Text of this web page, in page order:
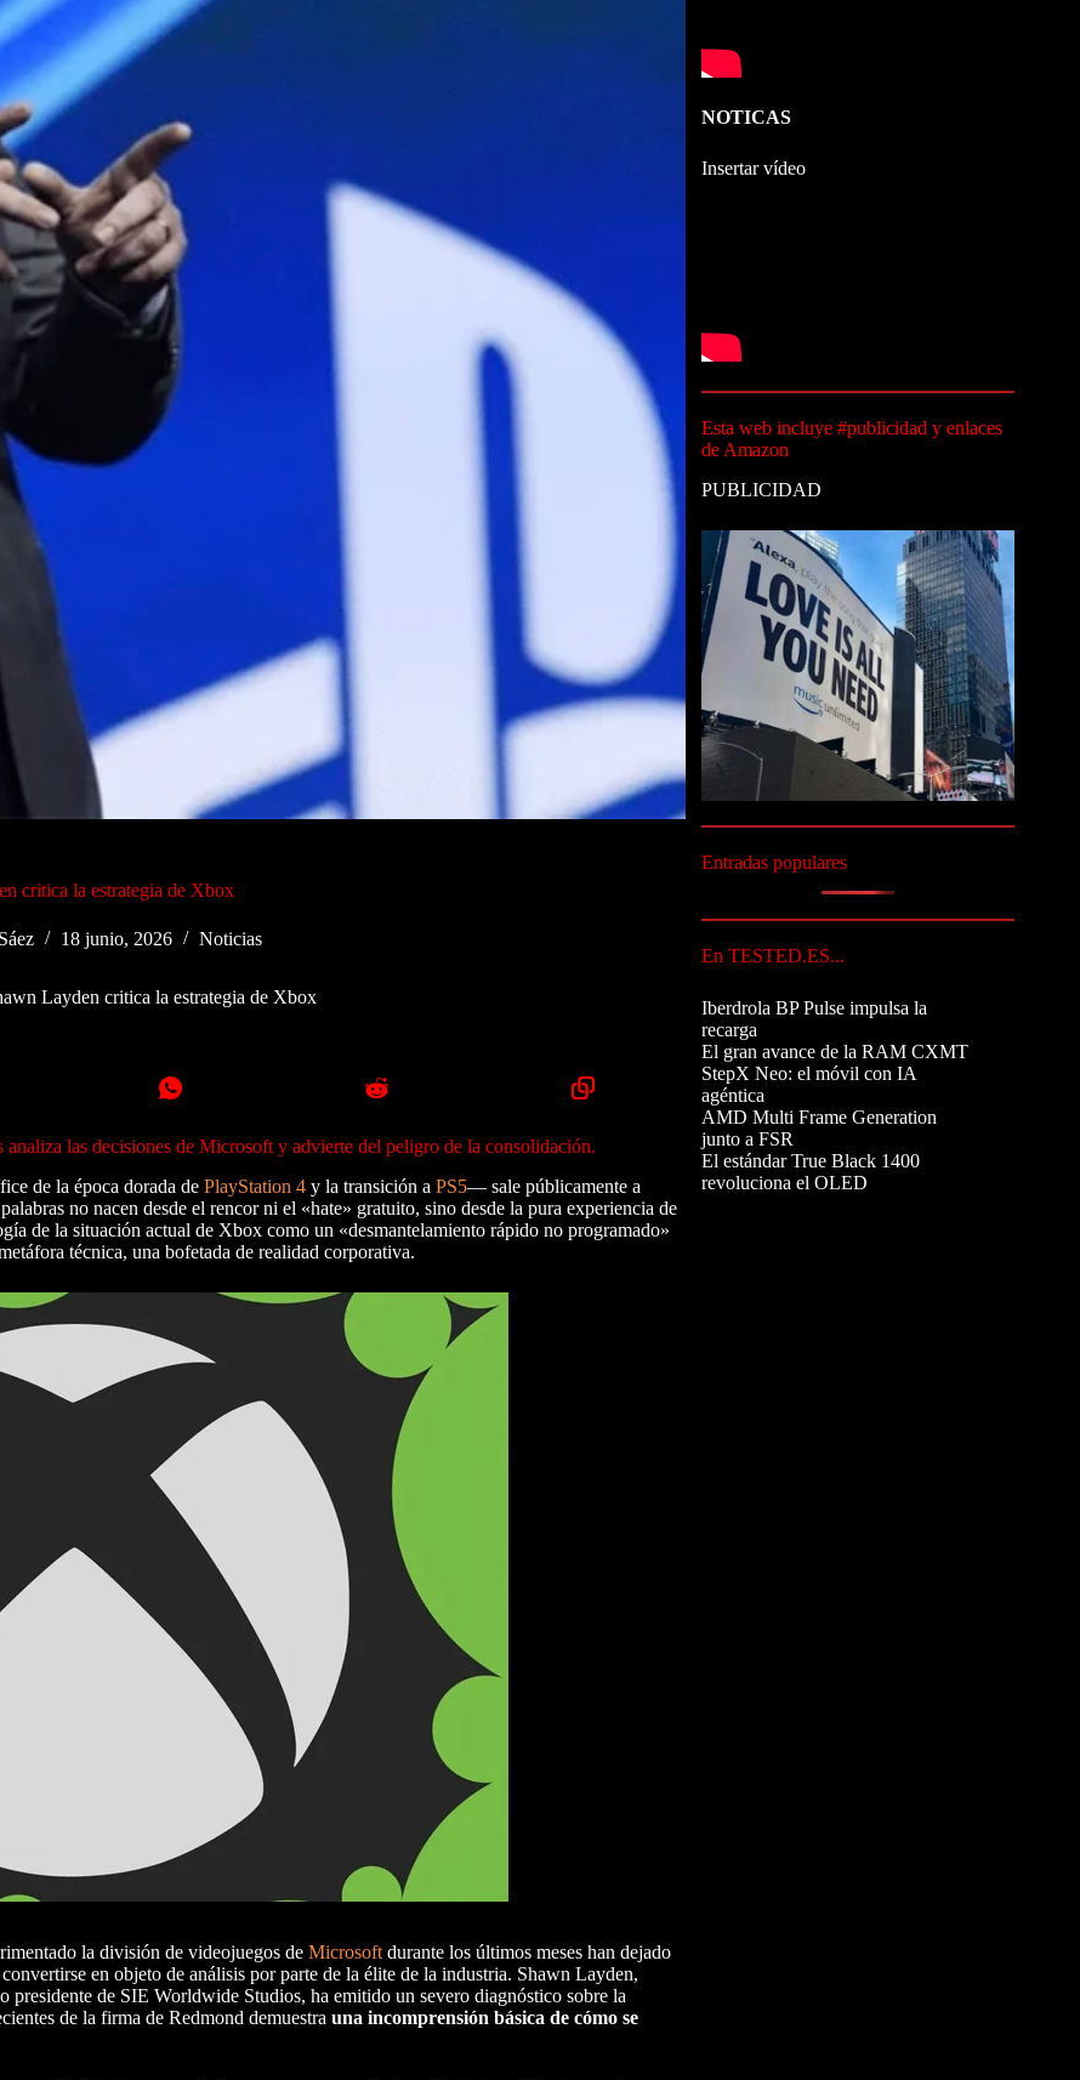
critica la estrategia de Xbox
18 junio, 2026 Noticias
Layden critica la estrategia de Xbox
las decisiones de Microsoft y advierte del peligro de la consolidación.
de la época dorada de PlayStation 4 y la transición a PS5— sale públicamente a
no nacen desde el rencor ni el «hate» gratuito, sino desde la pura experiencia de
de la situación actual de Xbox como un «desmantelamiento rápido no programado»
técnica, una bofetada de realidad corporativa.
la división de videojuegos de Microsoft durante los últimos meses han dejado
en objeto de análisis por parte de la élite de la industria. Shawn Layden,
de SIE Worldwide Studios, ha emitido un severo diagnóstico sobre la
de la firma de Redmond demuestra una incomprensión básica de cómo se
NOTICAS
Insertar vídeo
Esta web incluye #publicidad y enlaces
de Amazon
PUBLICIDAD
Entradas populares
En TESTED.ES...
Iberdrola BP Pulse impulsa la
recarga
El gran avance de la RAM CXMT
StepX Neo: el móvil con IA
agéntica
AMD Multi Frame Generation
junto a FSR
El estándar True Black 1400
revoluciona el OLED